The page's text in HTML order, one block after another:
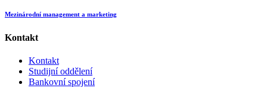
Mezinárodní management a marketing
Kontakt
Kontakt
Studijní oddělení
Bankovní spojení